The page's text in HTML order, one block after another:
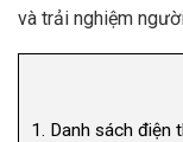
và trải nghiệm
1. Danh sách điện